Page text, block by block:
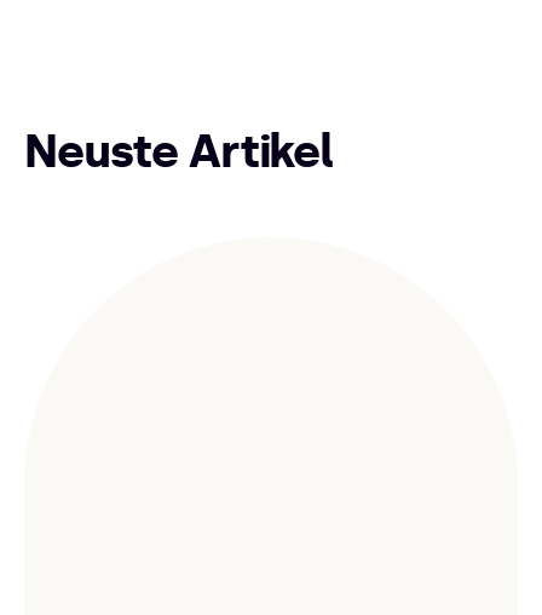
Neuste Artikel